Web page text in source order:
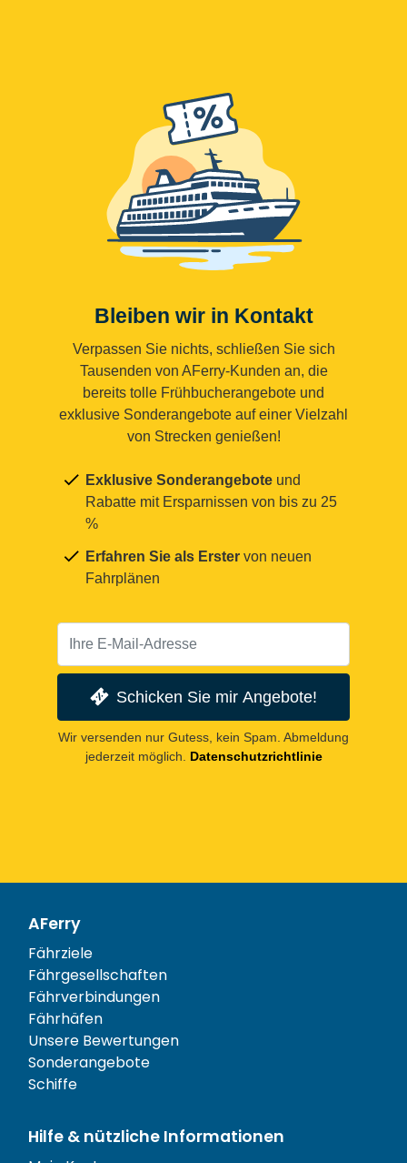
Bleiben wir in Kontakt
Verpassen Sie nichts, schließen Sie sich
Tausenden von AFerry-Kunden an, die
bereits tolle Frühbucherangebote und
exklusive Sonderangebote auf einer Vielzahl
von Strecken genießen!
Exklusive Sonderangebote und
Rabatte mit Ersparnissen von bis zu 25
%
Erfahren Sie als Erster von neuen
Fahrplänen
Schicken Sie mir Angebote!
Wir versenden nur Gutess, kein Spam. Abmeldung
jederzeit möglich.
Datenschutzrichtlinie
AFerry
Fährziele
Fährgesellschaften
Fährverbindungen
Fährhäfen
Unsere Bewertungen
Sonderangebote
Schiffe
Hilfe & nützliche Informationen